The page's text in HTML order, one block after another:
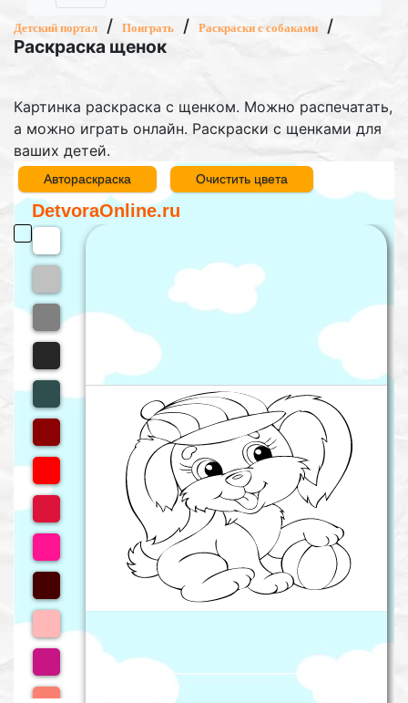
Детский портал / Поиграть / Раскраски с собаками
/
Раскраска щенок
Картинка раскраска с щенком. Можно распечатать,
а можно играть онлайн. Раскраски с щенками для
ваших детей.
Автораскраска Очистить цвета
DetvoraOnline.ru